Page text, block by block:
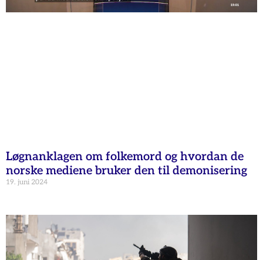
Løgnanklagen om folkemord og hvordan de
norske mediene bruker den til demonisering
19. juni 2024